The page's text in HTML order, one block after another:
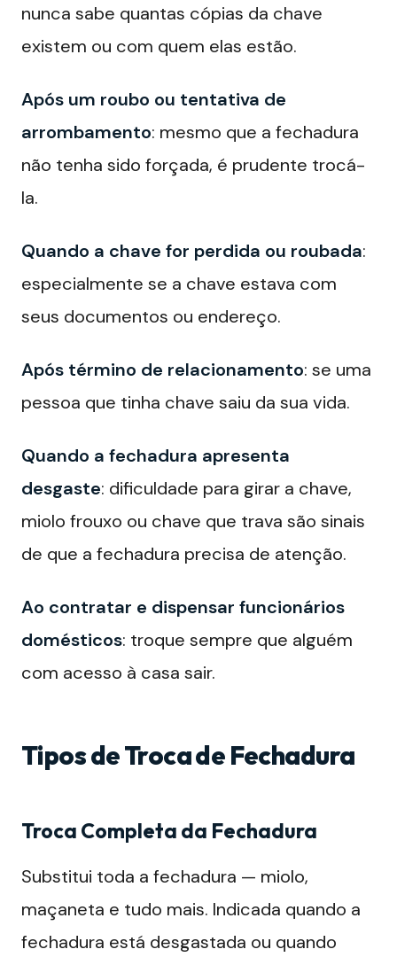
nunca sabe quantas cópias da chave
existem ou com quem elas estão.
Após um roubo ou tentativa de
arrombamento: mesmo que a fechadura
não tenha sido forçada, é prudente trocá-
la.
Quando a chave for perdida ou roubada:
especialmente se a chave estava com
seus documentos ou endereço.
Após término de relacionamento: se uma
pessoa que tinha chave saiu da sua vida.
Quando a fechadura apresenta
desgaste: dificuldade para girar a chave,
miolo frouxo ou chave que trava são sinais
de que a fechadura precisa de atenção.
Ao contratar e dispensar funcionários
domésticos: troque sempre que alguém
com acesso à casa sair.
Tipos de Troca de Fechadura
Troca Completa da Fechadura
Substitui toda a fechadura — miolo,
maçaneta e tudo mais. Indicada quando a
fechadura está desgastada ou quando